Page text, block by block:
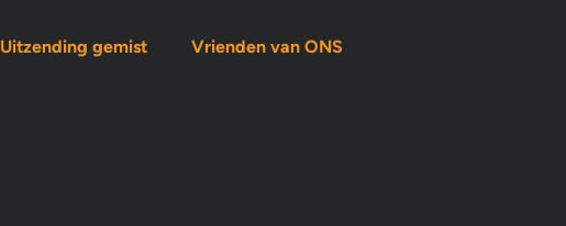
Uitzending gemist Vrienden van ONS